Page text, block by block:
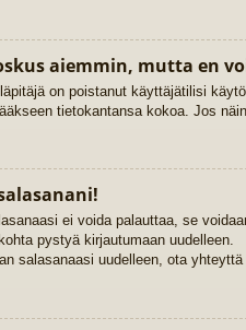
aiemmin, mutta en
on poistanut käyttäjätilisi
tietokantansa kokoa. Jos
ei voida palauttaa, se
pystyä kirjautumaan uudelleen.
salasanaasi uudelleen, ota